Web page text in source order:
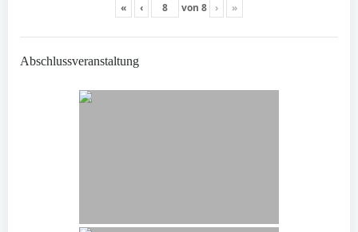
« ‹ von 8 › »
Abschlussveranstaltung